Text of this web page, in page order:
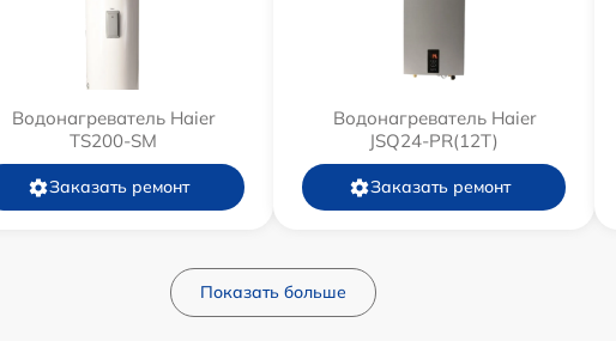
Водонагреватель Haier
TS200-SM
Заказать ремонт
Водонагреватель Haier
JSQ24-PR(12T)
Заказать ремонт
Показать больше